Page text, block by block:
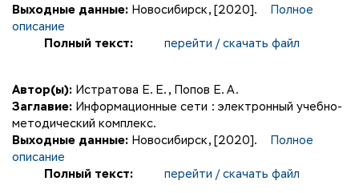
Выходные данные: Новосибирск, [2020].
Полное
описание
Полный текст:
перейти / скачать файл
Автор(ы): Истратова Е. Е. , Попов Е. А.
Заглавие: Информационные сети : электронный учебно-
методический комплекс.
Выходные данные: Новосибирск, [2020].
Полное
описание
Полный текст:
перейти / скачать файл